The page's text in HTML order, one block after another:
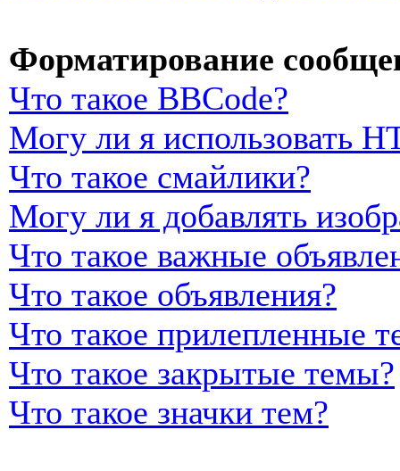
Форматирование
Что такое BBCode?
Могу ли я использовать
Что такое смайлики?
Могу ли я добавлять
Что такое важные
Что такое объявления?
Что такое прилепленные
Что такое закрытые темы?
Что такое значки тем?